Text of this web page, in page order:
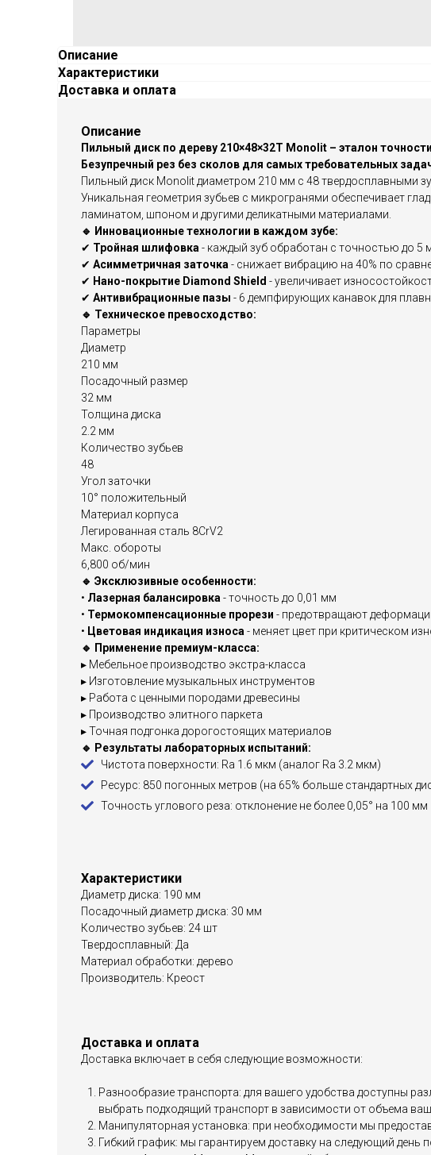
Описание
Характеристики
Доставка и оплата
Описание
Пильный диск по дереву 210×48×32T Monolit – эталон
Безупречный рез без сколов для самых требовательных
Пильный диск Monolit диаметром 210 мм с 48 твердосплавными
Уникальная геометрия зубьев с микрогранями обеспечивает
ламинатом, шпоном и другими деликатными материалами.
🔹 Инновационные технологии в каждом зубе:
✔ Тройная шлифовка - каждый зуб обработан с точностью до 5
✔ Асимметричная заточка - снижает вибрацию на 40% по
✔ Нано-покрытие Diamond Shield - увеличивает
✔ Антивибрационные пазы - 6 демпфирующих канавок для
🔹 Техническое превосходство:
Параметры
Диаметр
210 мм
Посадочный размер
32 мм
Толщина диска
2.2 мм
Количество зубьев
48
Угол заточки
10° положительный
Материал корпуса
Легированная сталь 8CrV2
Макс. обороты
6,800 об/мин
🔹 Эксклюзивные особенности:
• Лазерная балансировка - точность до 0,01 мм
• Термокомпенсационные прорези - предотвращают
• Цветовая индикация износа - меняет цвет при критическом
🔹 Применение премиум-класса:
▸ Мебельное производство экстра-класса
▸ Изготовление музыкальных инструментов
▸ Работа с ценными породами древесины
▸ Производство элитного паркета
▸ Точная подгонка дорогостоящих материалов
🔹 Результаты лабораторных испытаний:
Чистота поверхности: Ra 1.6 мкм (аналог Ra 3.2 мкм)
Ресурс: 850 погонных метров (на 65% больше стандартных
Точность углового реза: отклонение не более 0,05° на 100 мм
Характеристики
Диаметр диска: 190 мм
Посадочный диаметр диска: 30 мм
Количество зубьев: 24 шт
Твердосплавный: Да
Материал обработки: дерево
Производитель: Креост
Доставка и оплата
Доставка включает в себя следующие возможности:
Разнообразие транспорта: для вашего удобства доступны
выбрать подходящий транспорт в зависимости от объема
Манипуляторная установка: при необходимости мы
Гибкий график: мы гарантируем доставку на следующий